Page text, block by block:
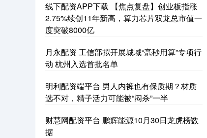
线下配资APP下载 【焦点复盘】创业板指涨
2.75%续创11年新高，算力芯片双龙总市值一
度突破8000亿
月永配资 工信部拟开展城域“毫秒用算”专项行
动 杭州入选首批名单
明利配资端平台 男人内裤也有保质期？材质
选不对，精子活力可能被“闷杀”一半
财慧网配资平台 鹏辉能源10月30日龙虎榜数
据